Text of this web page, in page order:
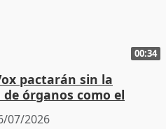
00:34
pactarán sin la
órganos como el
07/2026